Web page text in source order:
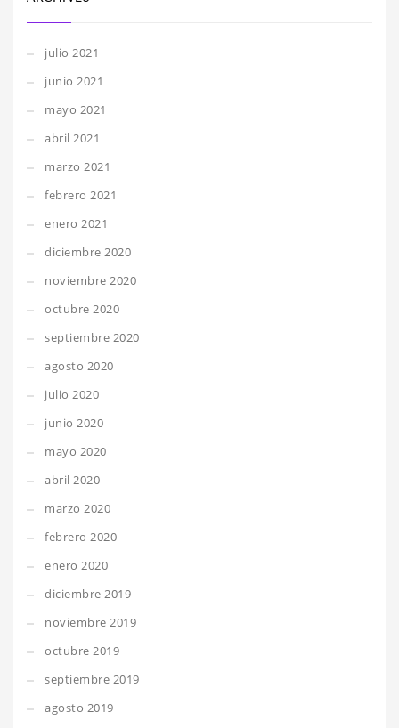
julio 2021
junio 2021
mayo 2021
abril 2021
marzo 2021
febrero 2021
enero 2021
diciembre 2020
noviembre 2020
octubre 2020
septiembre 2020
agosto 2020
julio 2020
junio 2020
mayo 2020
abril 2020
marzo 2020
febrero 2020
enero 2020
diciembre 2019
noviembre 2019
octubre 2019
septiembre 2019
agosto 2019